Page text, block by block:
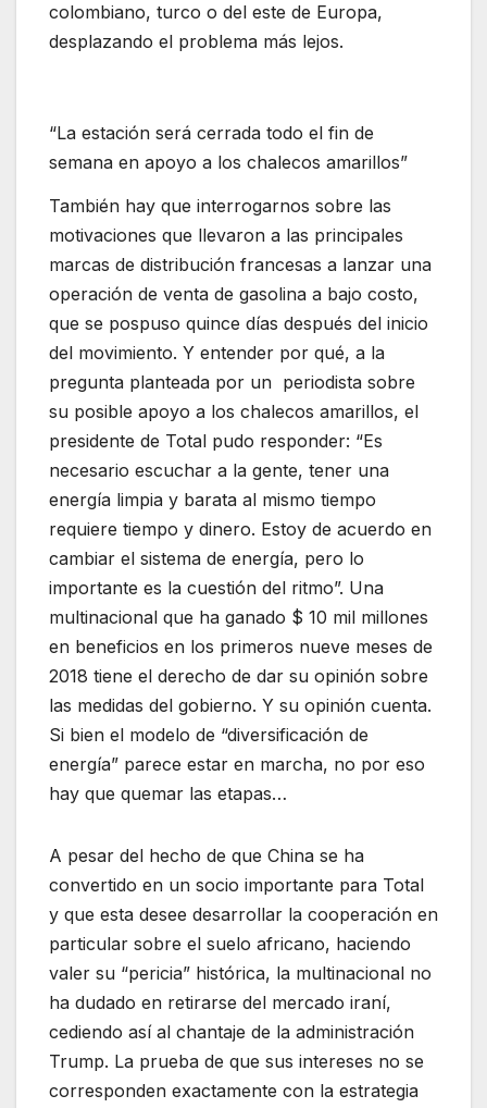
colombiano, turco o del este de Europa,
desplazando el problema más lejos.
“La estación será cerrada todo el fin de
semana en apoyo a los chalecos amarillos”
También hay que interrogarnos sobre las
motivaciones que llevaron a las principales
marcas de distribución francesas a lanzar una
operación de venta de gasolina a bajo costo,
que se pospuso quince días después del inicio
del movimiento. Y entender por qué, a la
pregunta planteada por un periodista sobre
su posible apoyo a los chalecos amarillos, el
presidente de Total pudo responder: “Es
necesario escuchar a la gente, tener una
energía limpia y barata al mismo tiempo
requiere tiempo y dinero. Estoy de acuerdo en
cambiar el sistema de energía, pero lo
importante es la cuestión del ritmo”. Una
multinacional que ha ganado $ 10 mil millones
en beneficios en los primeros nueve meses de
2018 tiene el derecho de dar su opinión sobre
las medidas del gobierno. Y su opinión cuenta.
Si bien el modelo de “diversificación de
energía” parece estar en marcha, no por eso
hay que quemar las etapas…
A pesar del hecho de que China se ha
convertido en un socio importante para Total
y que esta desee desarrollar la cooperación en
particular sobre el suelo africano, haciendo
valer su “pericia” histórica, la multinacional no
ha dudado en retirarse del mercado iraní,
cediendo así al chantaje de la administración
Trump. La prueba de que sus intereses no se
corresponden exactamente con la estrategia